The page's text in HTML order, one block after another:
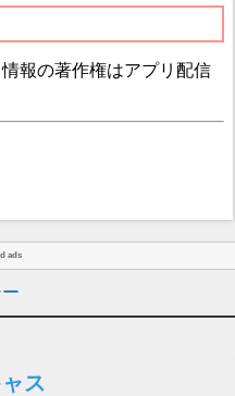
報の著作権はアプリ配信
ads
ス